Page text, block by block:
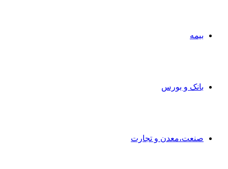
بیمه
بانک و بورس
صنعت،معدن و تجارت